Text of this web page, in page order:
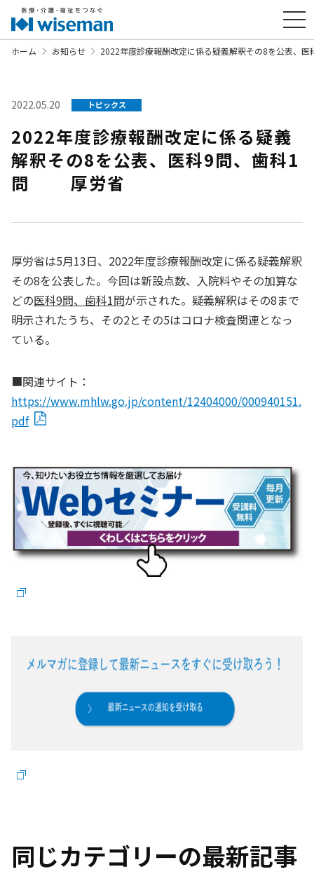
ホーム お知らせ 2022年度診療報酬改定に係る疑義解釈その8を公表
2022.05.20 トピックス
2022年度診療報酬改定に係る疑義
解釈その8を公表、医科9問、歯科1
問 厚労省
厚労省は5月13日、2022年度診療報酬改定に係る疑義解釈
その8を公表した。今回は新設点数、入院料やその加算な
どの医科9問、歯科1問が示された。疑義解釈はその8まで
明示されたうち、その2とその5はコロナ検査関連となっ
ている。
■関連サイト：
https://www.mhlw.go.jp/content/12404000/000940151.
pdf
同じカテゴリーの最新記事